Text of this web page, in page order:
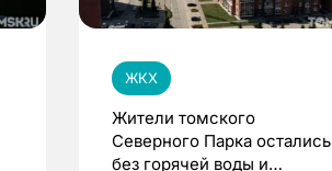
ЖКХ
Жители томского
Северного Парка остались
без горячей воды и